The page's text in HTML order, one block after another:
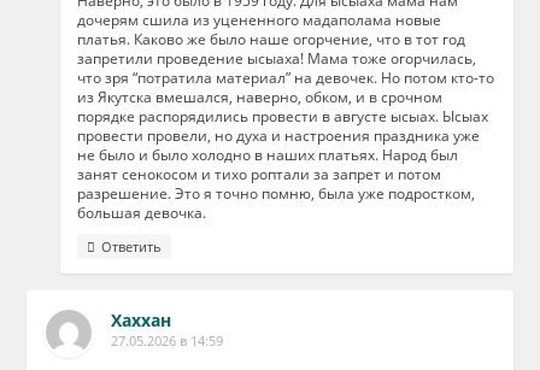
дочерям сшила из уцененного мадаполама новые
платья. Каково же было наше огорчение, что в тот год
запретили проведение ысыаха! Мама тоже огорчилась,
что зря “потратила материал” на девочек. Но потом кто-то
из Якутска вмешался, наверно, обком, и в срочном
порядке распорядились провести в августе ысыах. Ысыах
провести провели, но духа и настроения праздника уже
не было и было холодно в наших платьях. Народ был
занят сенокосом и тихо роптали за запрет и потом
разрешение. Это я точно помню, была уже подростком,
большая девочка.
Ответить
Хаххан
27.05.2026 в 14:59